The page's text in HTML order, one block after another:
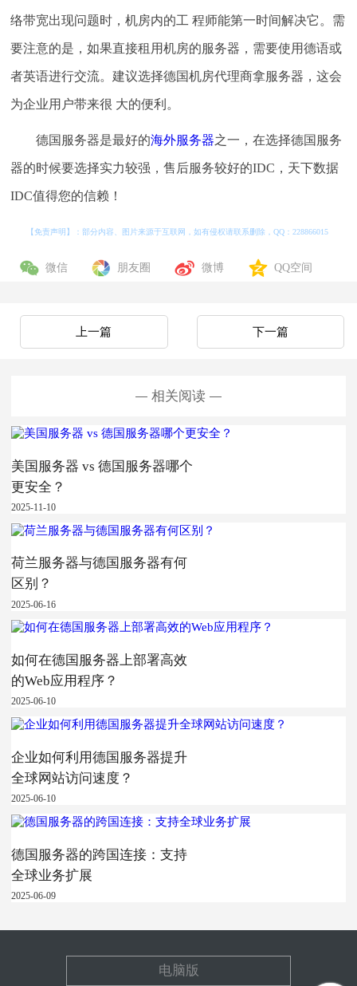
络带宽出现问题时，机房内的工 程师能第一时间解决它。需
要注意的是，如果直接租用机房的服务器，需要使用德语或
者英语进行交流。建议选择德国机房代理商拿服务器，这会
为企业用户带来很 大的便利。
德国服务器是最好的海外服务器之一，在选择德国服务
器的时候要选择实力较强，售后服务较好的IDC，天下数据
IDC值得您的信赖！
【免责声明】：部分内容、图片来源于互联网，如有侵权请联系删除，QQ：228866015
微信 朋友圈 微博 QQ空间
下一篇
上一篇
相关阅读
美国服务器 vs 德国服务器哪个
更安全？
2025-11-10
荷兰服务器与德国服务器有何
区别？
2025-06-16
如何在德国服务器上部署高效
的Web应用程序？
2025-06-10
企业如何利用德国服务器提升
全球网站访问速度？
2025-06-10
德国服务器的跨国连接：支持
全球业务扩展
2025-06-09
电脑版